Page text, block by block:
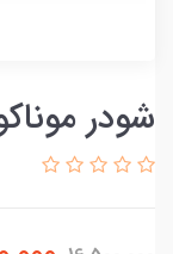
شودر